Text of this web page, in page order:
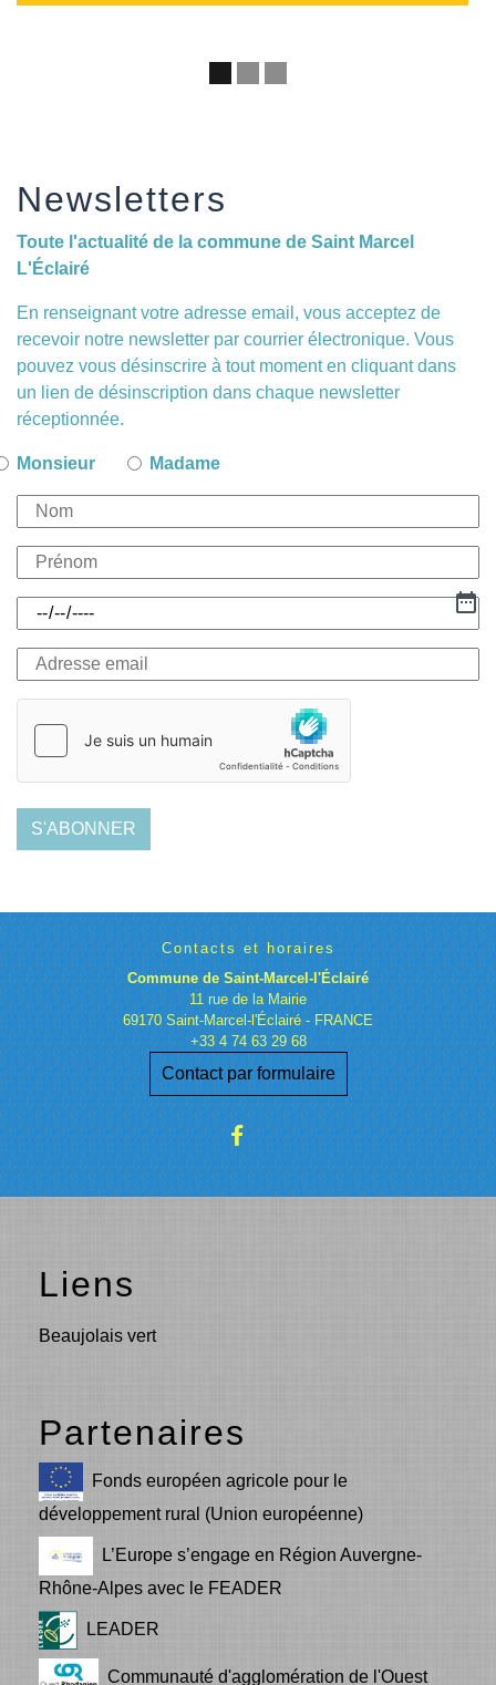
Newsletters
Toute l'actualité de la commune de Saint Marcel
L'Éclairé
En renseignant votre adresse email, vous acceptez de
recevoir notre newsletter par courrier électronique. Vous
pouvez vous désinscrire à tout moment en cliquant dans
un lien de désinscription dans chaque newsletter
réceptionnée.
Monsieur Madame
date_range
S'ABONNER
Contacts et horaires
Commune de Saint-Marcel-l'Éclairé
11 rue de la Mairie
69170 Saint-Marcel-l'Éclairé - FRANCE
+33 4 74 63 29 68
Contact par formulaire
Liens
Beaujolais vert
Partenaires
Fonds européen agricole pour le
développement rural (Union européenne)
L’Europe s’engage en Région Auvergne-
Rhône-Alpes avec le FEADER
LEADER
Communauté d'agglomération de l'Ouest